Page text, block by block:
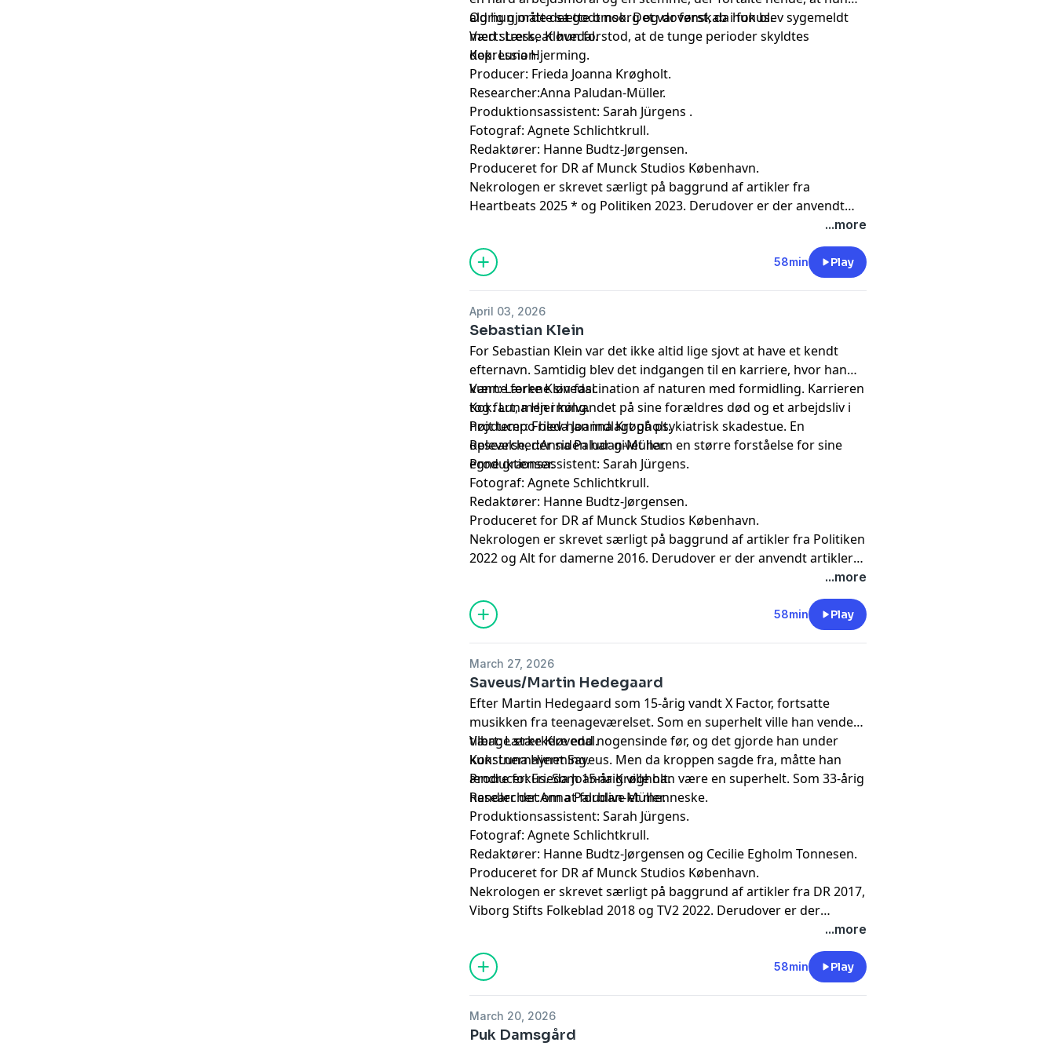
aldrig gjorde det godt nok. Det var først, da hun blev sygemeldt
med stress, at hun forstod, at de tunge perioder skyldtes
depression.
Og hun måtte sætte omsorg og dovenskab i fokus.
Vært: Lærke Kløvedal.
Kok: Luna Hjerming.
Producer: Frieda Joanna Krøgholt.
Researcher:Anna Paludan-Müller.
Produktionsassistent: Sarah Jürgens .
Fotograf: Agnete Schlichtkrull.
Redaktører: Hanne Budtz-Jørgensen.
Produceret for DR af Munck Studios København.
Nekrologen er skrevet særligt på baggrund af artikler fra
Heartbeats 2025 * og Politiken 2023. Derudover er der anvendt
Information 2023 & 2024, Mediet Markedsføring 2024, Djøfbladet
2024, og Weekendavisen 2025.
...more
58min Play
April 03, 2026
Sebastian Klein
For Sebastian Klein var det ikke altid lige sjovt at have et kendt
efternavn. Samtidig blev det indgangen til en karriere, hvor han
kunne forene sin fascination af naturen med formidling. Karrieren
tog fart, men i kølvandet på sine forældres død og et arbejdsliv i
højt tempo blev han indlagt på psykiatrisk skadestue. En
oplevelse, der siden har givet ham en større forståelse for sine
egne grænser.
Vært: Lærke Kløvedal.
Kok: Luna Hjerming.
Producer: Frieda Joanna Krøgholt.
Researcher:Anna Paludan-Müller.
Produktionsassistent: Sarah Jürgens.
Fotograf: Agnete Schlichtkrull.
Redaktører: Hanne Budtz-Jørgensen.
Produceret for DR af Munck Studios København.
Nekrologen er skrevet særligt på baggrund af artikler fra Politiken
2022 og Alt for damerne 2016. Derudover er der anvendt artikler
Jyllands-Posten 2005 & 2022, Midtjyllands Avis 2022, DR 2016, TV2
2018, Kristeligt Dagblad 2022, Woman 2017, Femina 2016,
Berlingske 2022 og Weekendavisen 2025.
...more
58min Play
March 27, 2026
Saveus/Martin Hedegaard
Efter Martin Hedegaard som 15-årig vandt X Factor, fortsatte
musikken fra teenageværelset. Som en superhelt ville han vende
tilbage stærkere end nogensinde før, og det gjorde han under
kunstnernavnet Saveus. Men da kroppen sagde fra, måtte han
ændre fokus. Som 15-årig ville han være en superhelt. Som 33-årig
handler det om at forblive et menneske.
Vært: Lærke Kløvedal.
Kok: Luna Hjerming.
Producer: Frieda Joanna Krøgholt.
Researcher:Anna Paludan-Müller.
Produktionsassistent: Sarah Jürgens.
Fotograf: Agnete Schlichtkrull.
Redaktører: Hanne Budtz-Jørgensen og Cecilie Egholm Tonnesen.
Produceret for DR af Munck Studios København.
Nekrologen er skrevet særligt på baggrund af artikler fra DR 2017,
Viborg Stifts Folkeblad 2018 og TV2 2022. Derudover er der
anvendt artikler fra TV Midtvest 2025, Ekstrabladet 2025, Politiken
2022, DR 2015 & 2021, Information 2015, 2017 & 2018, Århus
Stiftstidende 2019 & 2025, Soundvenue 2018, Gaffa 2022 & 2025,
Jyllands-Posten, 2022 & 2025
...more
58min Play
March 20, 2026
Puk Damsgård